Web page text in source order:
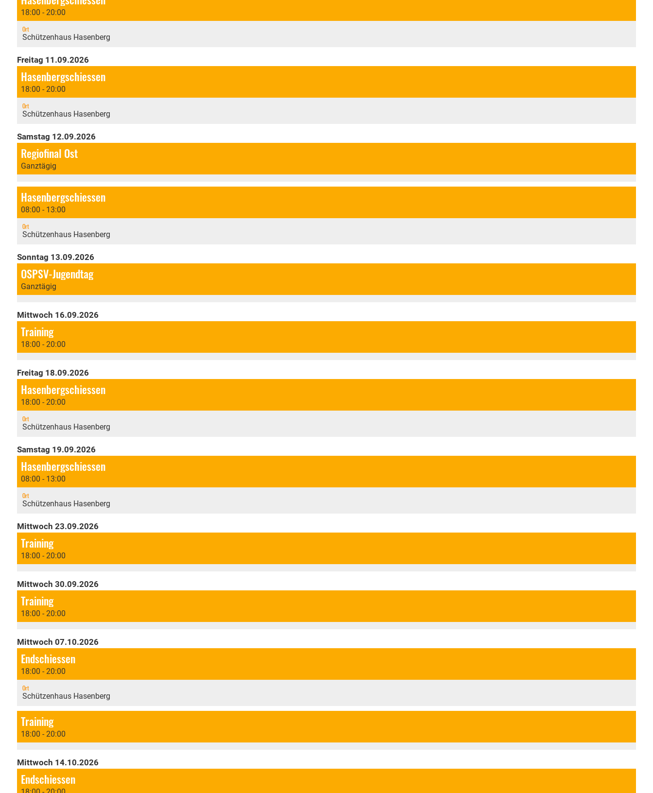
18:00 - 20:00
Ort
Schützenhaus Hasenberg
Freitag 11.09.2026
Hasenbergschiessen
18:00 - 20:00
Ort
Schützenhaus Hasenberg
Samstag 12.09.2026
Regiofinal Ost
Ganztägig
Hasenbergschiessen
08:00 - 13:00
Ort
Schützenhaus Hasenberg
Sonntag 13.09.2026
OSPSV-Jugendtag
Ganztägig
Mittwoch 16.09.2026
Training
18:00 - 20:00
Freitag 18.09.2026
Hasenbergschiessen
18:00 - 20:00
Ort
Schützenhaus Hasenberg
Samstag 19.09.2026
Hasenbergschiessen
08:00 - 13:00
Ort
Schützenhaus Hasenberg
Mittwoch 23.09.2026
Training
18:00 - 20:00
Mittwoch 30.09.2026
Training
18:00 - 20:00
Mittwoch 07.10.2026
Endschiessen
18:00 - 20:00
Ort
Schützenhaus Hasenberg
Training
18:00 - 20:00
Mittwoch 14.10.2026
Endschiessen